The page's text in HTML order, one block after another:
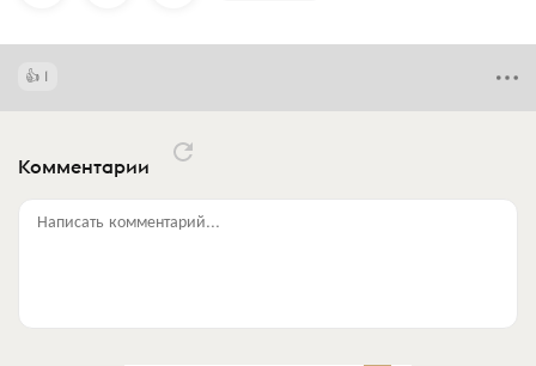
1
Комментарии
Написать комментарий...